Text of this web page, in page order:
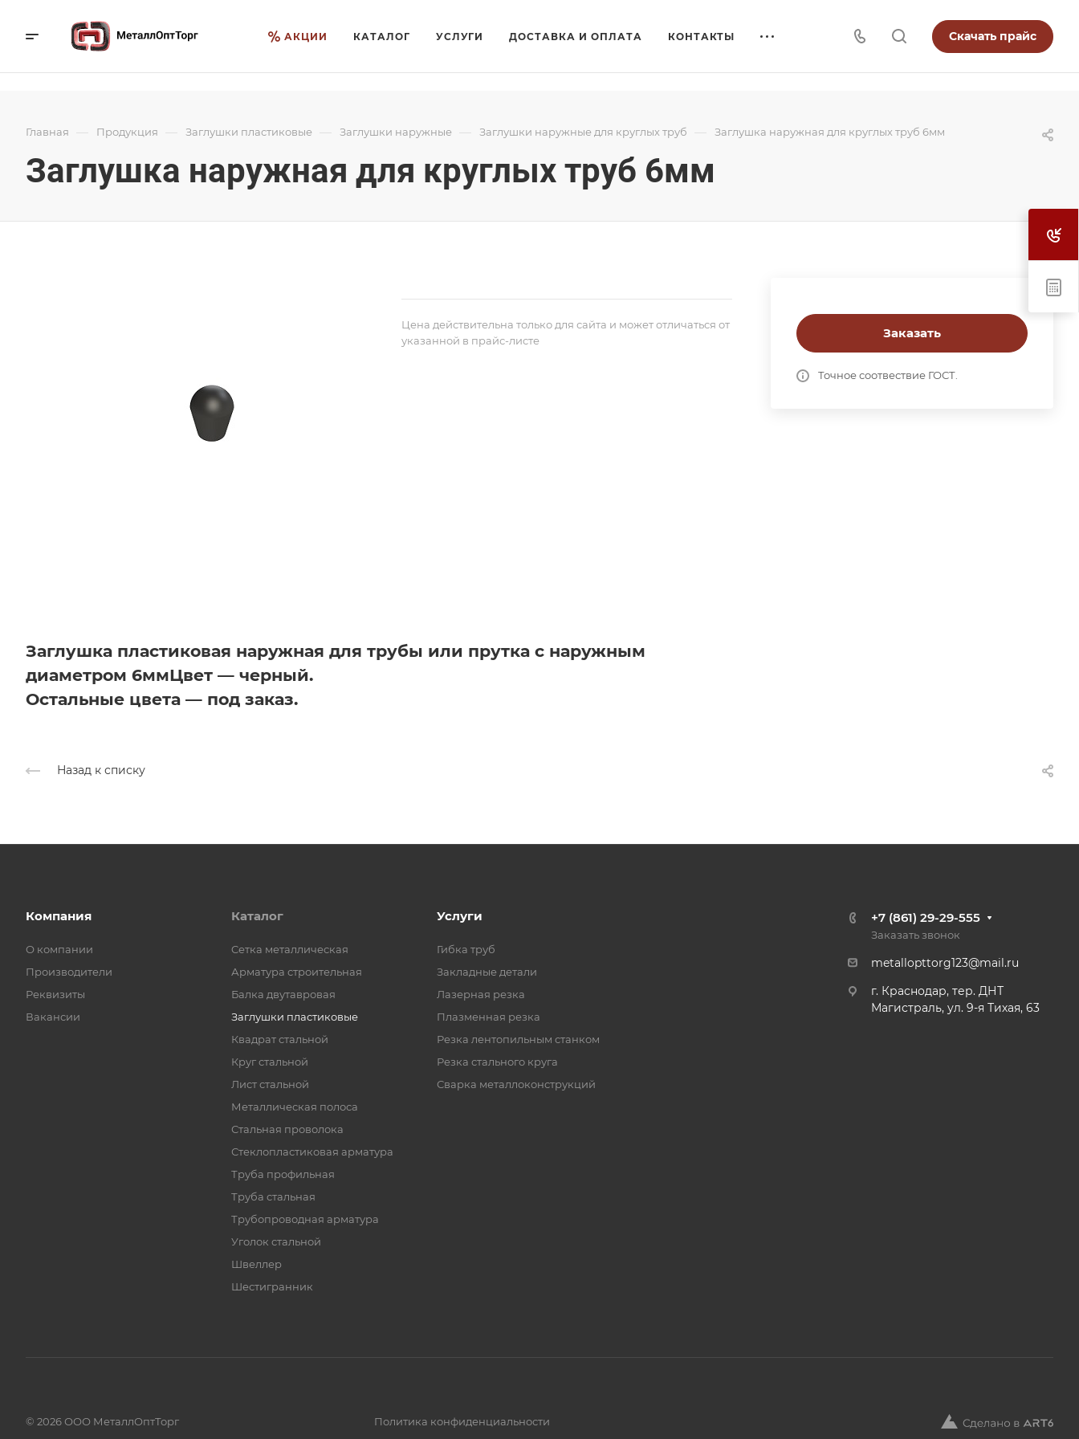
АКЦИИ КАТАЛОГ УСЛУГИ ДОСТАВКА И ОПЛАТА КОНТАКТЫ Скачать прайс
Главная — Продукция — Заглушки пластиковые — Заглушки наружные — Заглушки наружные для круглых труб — Заглушка наружная для круглых труб 6мм
Заглушка наружная для круглых труб 6мм
Заказать
Точное соотвествие ГОСТ.
Цена действительна только для сайта и может отличаться от
указанной в прайс-листе
Заглушка пластиковая наружная для трубы или прутка с наружным
диаметром 6ммЦвет — черный.
Остальные цвета — под заказ.
Назад к списку
Компания
О компании
Производители
Реквизиты
Вакансии
Каталог
Cетка металлическая
Арматура строительная
Балка двутавровая
Заглушки пластиковые
Квадрат стальной
Круг стальной
Лист стальной
Металлическая полоса
Стальная проволока
Стеклопластиковая арматура
Труба профильная
Труба стальная
Трубопроводная арматура
Уголок стальной
Швеллер
Шестигранник
Услуги
Гибка труб
Закладные детали
Лазерная резка
Плазменная резка
Резка лентопильным станком
Резка стального круга
Сварка металлоконструкций
+7 (861) 29-29-555
Заказать звонок
metallopttorg123@mail.ru
г. Краснодар, тер. ДНТ
Магистраль, ул. 9-я Тихая, 63
© 2026 ООО МеталлОптТорг Политика конфиденциальности